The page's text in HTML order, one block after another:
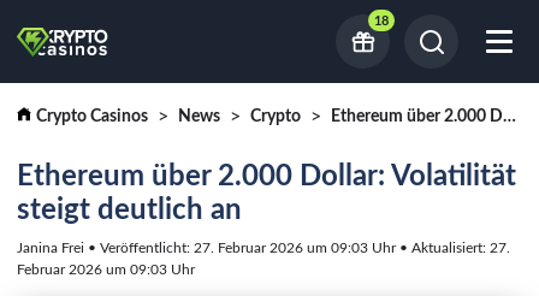
18
Crypto Casinos News Crypto Ethereum über 2.000 Dollar: Volatilität steigt deutlich an
Ethereum über 2.000 Dollar: Volatilität
steigt deutlich an
Janina Frei • Veröffentlicht: 27. Februar 2026 um 09:03 Uhr • Aktualisiert: 27.
Februar 2026 um 09:03 Uhr